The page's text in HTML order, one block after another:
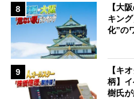
8
【大
キン
化”の
9
【キ
柄】
樹氏